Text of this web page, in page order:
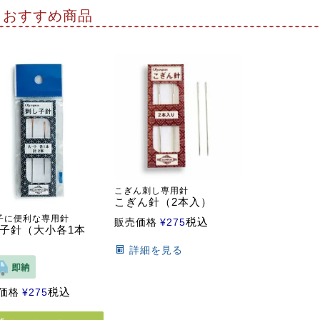
おすすめ商品
に便利な専用針
針（大小各1本
格 ¥275税込
こぎん刺し専用針
こぎん針（2本入）
販売価格 ¥275税込
詳細を見る